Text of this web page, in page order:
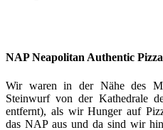
NAP Neapolitan Authentic
Wir waren in der Nähe des
Steinwurf von der Kathedrale
entfernt), als wir Hunger auf
das NAP aus und da sind wir